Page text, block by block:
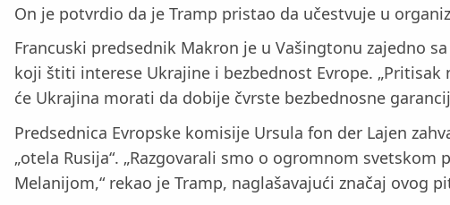
On je potvrdio da je Tramp pristao da učestvuje u
Francuski predsednik Makron je u Vašingtonu zajedno
koji štiti interese Ukrajine i bezbednost Evrope.
će Ukrajina morati da dobije čvrste bezbednosne
Predsednica Evropske komisije Ursula fon der Lajen
„otela Rusija“. „Razgovarali smo o ogromnom
Melanijom,“ rekao je Tramp, naglašavajući značaj ovog